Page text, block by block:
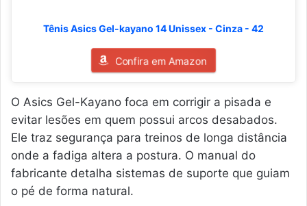
Tênis Asics Gel-kayano 14 Unissex - Cinza - 42
Confira em Amazon
O Asics Gel-Kayano foca em corrigir a pisada e
evitar lesões em quem possui arcos desabados.
Ele traz segurança para treinos de longa distância
onde a fadiga altera a postura. O manual do
fabricante detalha sistemas de suporte que guiam
o pé de forma natural.